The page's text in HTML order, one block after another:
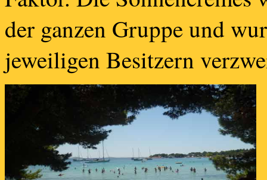
der ganzen Gruppe und
jeweiligen Besitzern